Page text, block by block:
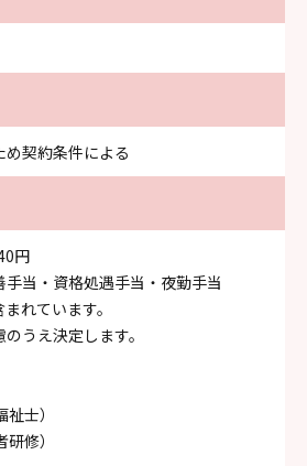
契約条件による
円
当・資格処遇手当・夜勤手当
れています。
うえ決定します。
士）
修）